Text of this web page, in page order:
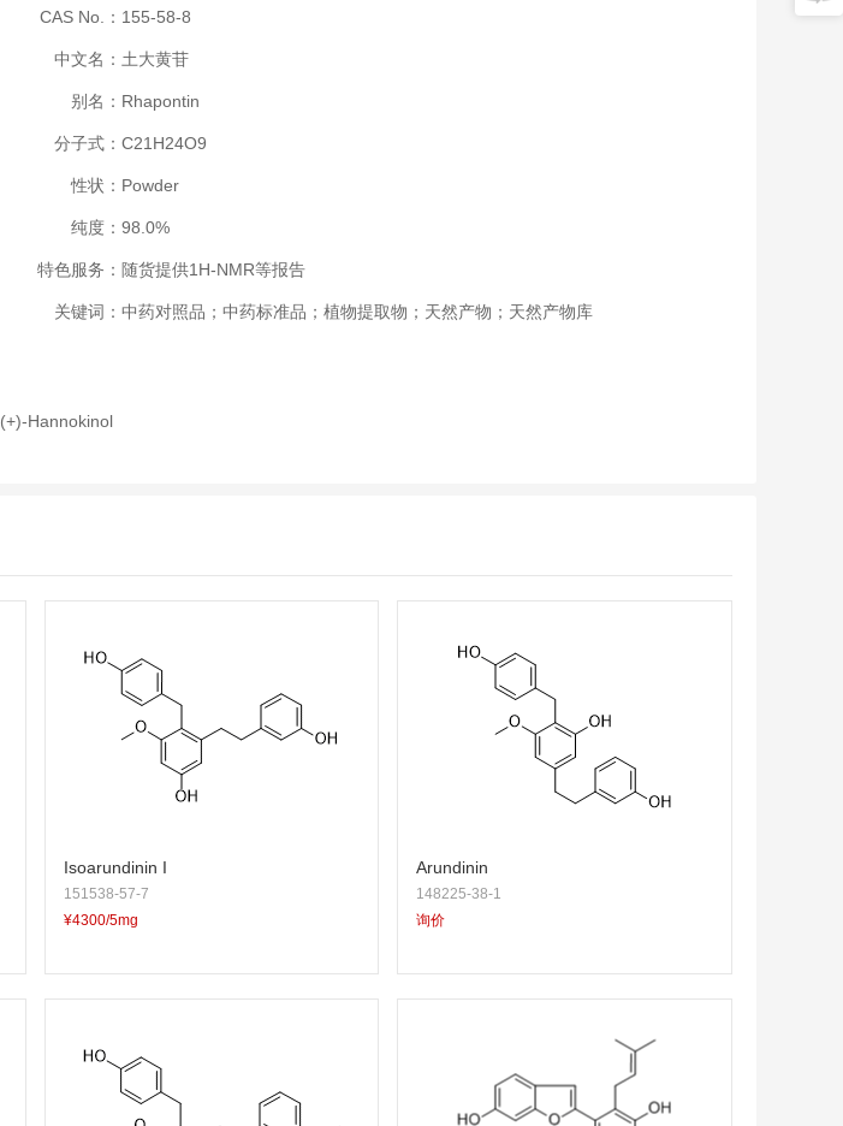
CAS No.： 155-58-8
中文名： 土大黄苷
别名： Rhapontin
分子式： C21H24O9
性状： Powder
纯度： 98.0%
特色服务： 随货提供1H-NMR等报告
关键词： 中药对照品；中药标准品；植物提取物；天然产物；天然产物库
(+)-Hannokinol
Isoarundinin I
151538-57-7
¥4300/5mg
Arundinin
148225-38-1
询价